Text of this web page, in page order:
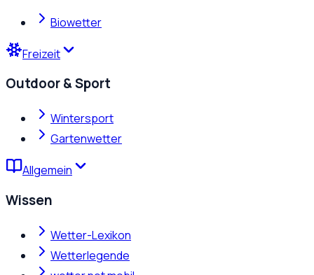
Biowetter
Freizeit
Outdoor & Sport
Wintersport
Gartenwetter
Allgemein
Wissen
Wetter-Lexikon
Wetterlegende